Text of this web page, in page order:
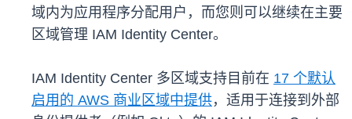
域内为应用程序分配用户，而您则可以继续在主要
区域管理 IAM Identity Center。
IAM Identity Center 多区域支持目前在 17 个默认
启用的 AWS 商业区域中提供，适用于连接到外部